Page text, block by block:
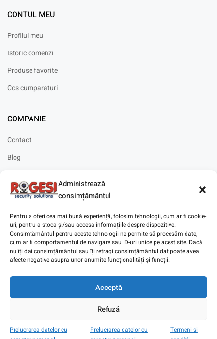
Administrează
consimțământul
Pentru a oferi cea mai bună experiență, folosim tehnologii, cum ar fi cookie-
uri, pentru a stoca și/sau accesa informațiile despre dispozitive.
Consimțământul pentru aceste tehnologii ne permite să procesăm date,
cum ar fi comportamentul de navigare sau ID-uri unice pe acest site. Dacă
nu îți dai consimțământul sau îți retragi consimțământul dat poate avea
afecte negative asupra unor anumite funcționalități și funcții.
Acceptă
Refuză
Prelucrarea datelor cu
Prelucrarea datelor cu
Termeni si
CONTUL MEU
Profilul meu
Istoric comenzi
Produse favorite
Cos cumparaturi
COMPANIE
Contact
Blog
Solicitare instalare
Copyright © 2025Digitaz.